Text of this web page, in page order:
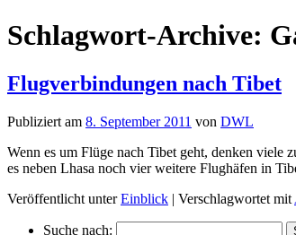
Schlagwort-Archive:
Flugverbindungen nach Tibet
Publiziert am 8. September 2011 von DWL
Wenn es um Flüge nach Tibet geht, denken viele
es neben Lhasa noch vier weitere Flughäfen in
Veröffentlicht unter Einblick | Verschlagwortet mit
Suche nach: